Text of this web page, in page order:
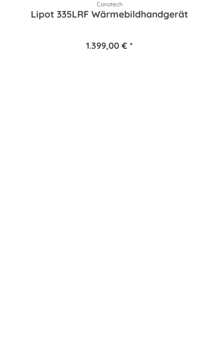
Conotech
Lipot 335LRF Wärmebildhandgerät
1.399,00 € *